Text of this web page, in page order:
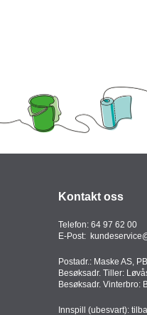
Kontakt oss
Telefon: 64 97 62 00
E-Post:
Postadr.: Maske AS,
Besøksadr. Tiller:
Besøksadr. Vinterbro:
Innspill (ubesvart):